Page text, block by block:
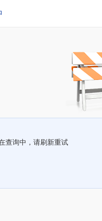
查询中，请刷新重试